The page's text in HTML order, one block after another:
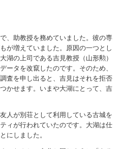
、助教授を務めていました。彼の専
が増えていました。原因の一つとし
湖の上司である吉見教授（山形勲）
タを改竄したのです。そのため、
査を申し出ると、吉見はそれを拒否
かせます。いまや大湖にとって、吉
人が別荘として利用している古城を
ィが行われていたのです。大湖は仕
にしました。